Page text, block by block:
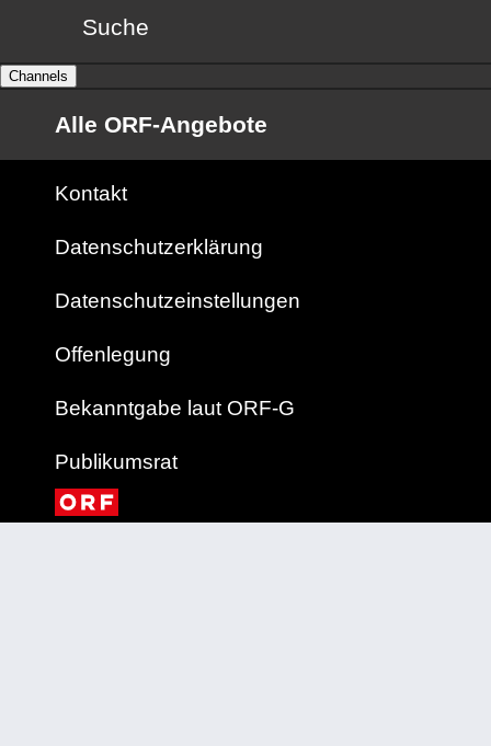
Suche
Channels
Alle ORF-Angebote
Kontakt
Datenschutzerklärung
Datenschutzeinstellungen
Offenlegung
Bekanntgabe laut ORF-G
Publikumsrat